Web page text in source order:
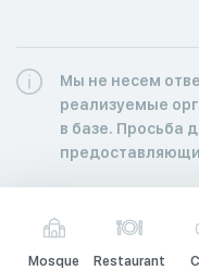
Мы не несем
реализуемые
в базе. Просьба
Mosque Restaurant